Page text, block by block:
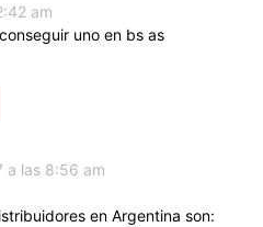
am
uno en bs as
a las 8:56 am
en Argentina son: